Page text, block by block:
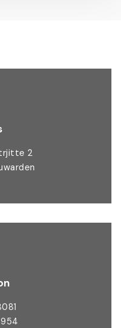
2